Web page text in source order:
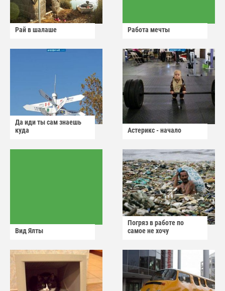
Рай в шалаше Работа мечты
Да иди ты сам знаешь
куда
Астерикс - начало
Вид Ялты
Погряз в работе по
самое не хочу